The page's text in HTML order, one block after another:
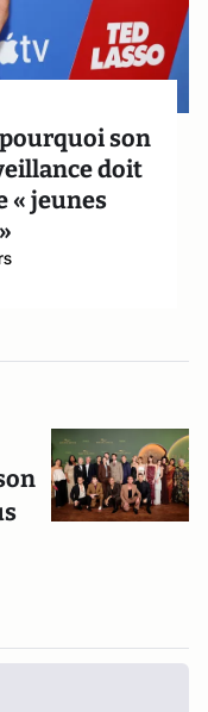
pourquoi son
doit
« jeunes